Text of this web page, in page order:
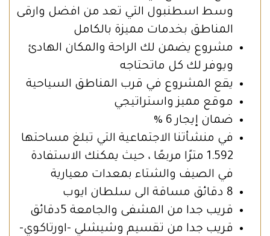
وسط اسطنبول التي تعد من افضل وارقى
المناطق بخدمات مميزة بالكامل
مشروع يضمن لك الراحة والمكان الهادئ
ويوفر لك كل ماتحتاجه
يقع المشروع في قرب المناطق السياحية
موقع مميز واستراتيجي
ضمان إيجار 6 %
في منشأتنا الاجتماعية التي تبلغ مساحتها
1.592 مترًا مربعًا ، حيث يمكنك الاستفادة
في الصيف والشتاء بمعدات معيارية
8 دقائق مساقة الى سلطان ايوب
قريب جدا من المشفى والجامعة 5دقائق
قريب جدا من تقسيم وشيشلي -اورتاكوي-